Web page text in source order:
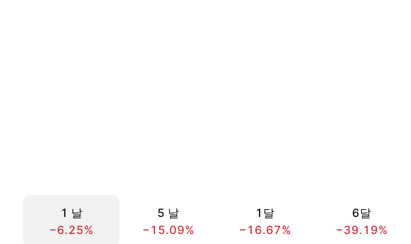
1 날
−6.25%
5 날
−15.09%
1달
−16.67%
6달
−39.19%